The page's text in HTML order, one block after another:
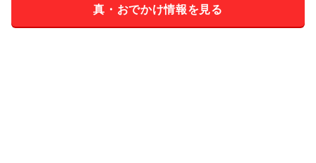
真・おでかけ情報を見る